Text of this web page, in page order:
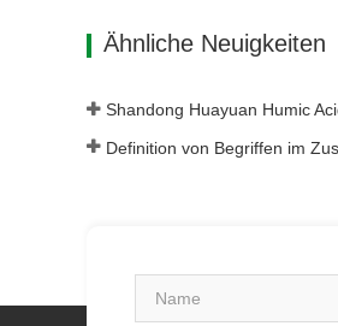
Ähnliche Neuigkeiten